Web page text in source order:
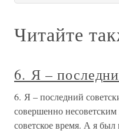
Читайте
6. Я –
6. Я – последний
совершенно
советское время. А я